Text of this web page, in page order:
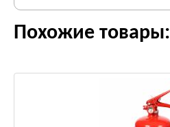
Похожие товары: